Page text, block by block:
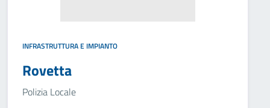
INFRASTRUTTURA E IMPIANTO
Rovetta
Polizia Locale